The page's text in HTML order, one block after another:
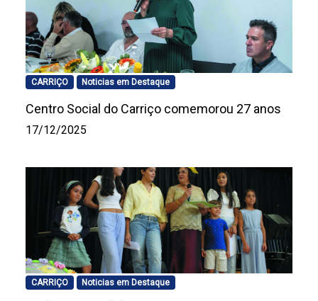
CARRIÇO Noticias em Destaque
Centro Social do Carriço comemorou 27 anos
17/12/2025
CARRIÇO Noticias em Destaque